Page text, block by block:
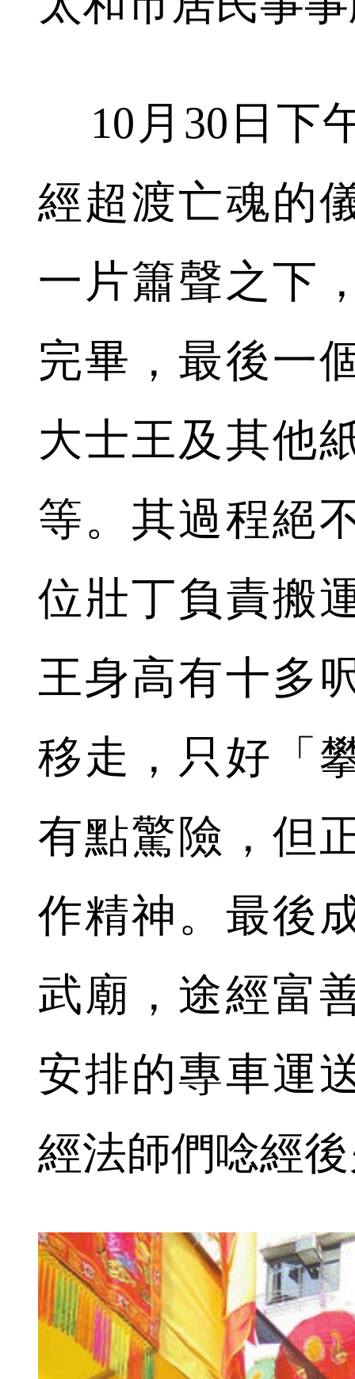
10月30日下
經超渡亡魂的
一片簫聲之下
完畢，最後一
大士王及其他
等。其過程絕
位壯丁負責搬
王身高有十多
移走，只好「
有點驚險，但
作精神。最後
武廟，途經富
安排的專車運
經法師們唸經